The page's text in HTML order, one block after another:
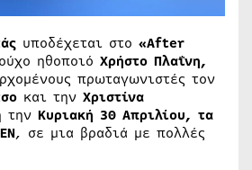
υποδέχεται στο «After
ηθοποιό Χρήστο Πλαΐνη,
πρωταγωνιστές τον
και την Χριστίνα
την Κυριακή 30 Απριλίου, τα
, σε μια βραδιά με πολλές